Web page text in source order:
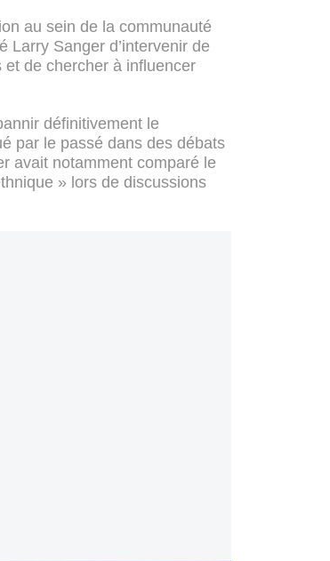
au sein de la communauté
Larry Sanger d’intervenir de
de chercher à influencer
définitivement le
par le passé dans des débats
avait notamment comparé le
» lors de discussions